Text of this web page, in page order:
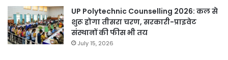
UP Polytechnic Counselling 2026: कल से
शुरू होगा तीसरा चरण, सरकारी-प्राइवेट
संस्थानों की फीस भी तय
July 15, 2026